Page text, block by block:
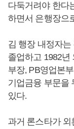
다둑거려야 한다
하면서 은행장으
김 행장 내정자
졸업하고 1982년
부장, PB영업본
기업금융 부문을
있다.
과거 론스타가 외